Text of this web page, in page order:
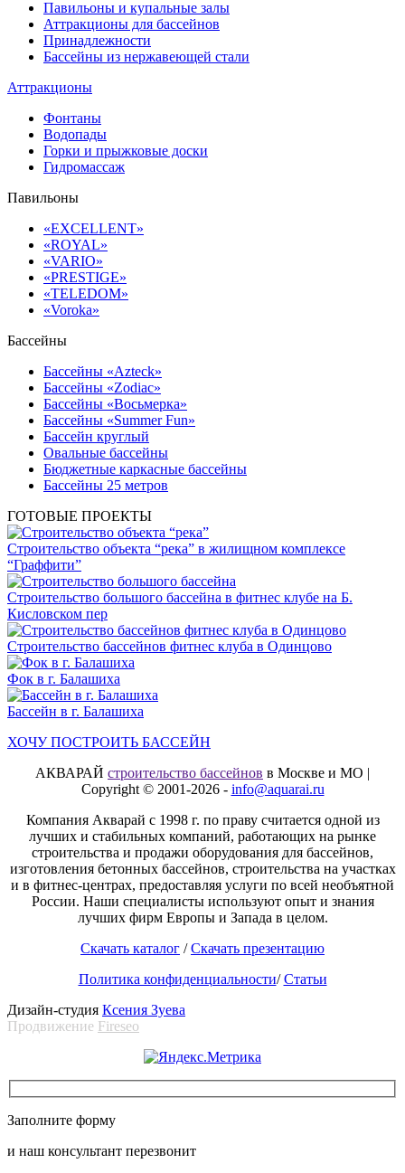
Павильоны и купальные залы
Аттракционы для бассейнов
Принадлежности
Бассейны из нержавеющей стали
Аттракционы
Фонтаны
Водопады
Горки и прыжковые доски
Гидромассаж
Павильоны
«EXCELLENT»
«ROYAL»
«VARIO»
«PRESTIGE»
«TELEDOM»
«Voroka»
Бассейны
Бассейны «Azteck»
Бассейны «Zodiac»
Бассейны «Восьмерка»
Бассейны «Summer Fun»
Бассейн круглый
Овальные бассейны
Бюджетные каркасные бассейны
Бассейны 25 метров
ГОТОВЫЕ ПРОЕКТЫ
Строительство объекта “река” в жилищном комплексе
“Граффити”
Строительство большого бассейна в фитнес клубе на Б.
Кисловском пер
Строительство бассейнов фитнес клуба в Одинцово
Фок в г. Балашиха
Бассейн в г. Балашиха
ХОЧУ ПОСТРОИТЬ БАССЕЙН
АКВАРАЙ строительство бассейнов в Москве и МО |
Copyright © 2001-2026 - info@aquarai.ru
Компания Акварай с 1998 г. по праву считается одной из
лучших и стабильных компаний, работающих на рынке
строительства и продажи оборудования для бассейнов,
изготовления бетонных бассейнов, строительства на участках
и в фитнес-центрах, предоставляя услуги по всей необъятной
России. Наши специалисты используют опыт и знания
лучших фирм Европы и Запада в целом.
Скачать каталог / Скачать презентацию
Политика конфиденциальности/Статьи
Дизайн-студия Ксения Зуева
Продвижение Fireseo
Заполните форму
и наш консультант перезвонит